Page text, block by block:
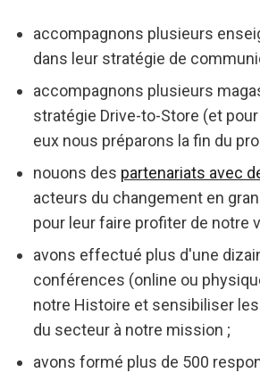
accompagnons plusieurs
dans leur stratégie de
accompagnons plusieurs
stratégie Drive-to-Store (et
eux nous préparons la fin du
nouons des partenariats avec
acteurs du changement en
pour leur faire profiter de notre
avons effectué plus d'une
conférences (online ou
notre Histoire et sensibiliser
du secteur à notre mission ;
avons formé plus de 500